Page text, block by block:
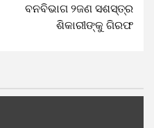
ବନବିଭାଗ ୨ଜଣ ସଶସ୍ତ୍ର
ଶିକାରୀଙ୍କୁ ଗିରଫ